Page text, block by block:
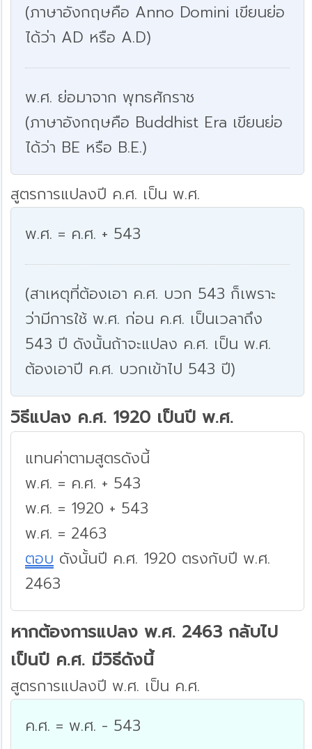
(ภาษาอังกฤษคือ Anno Domini เขียนย่อ
ได้ว่า AD หรือ A.D)
พ.ศ. ย่อมาจาก พุทธศักราช
(ภาษาอังกฤษคือ Buddhist Era เขียนย่อ
ได้ว่า BE หรือ B.E.)
สูตรการแปลงปี ค.ศ. เป็น พ.ศ.
พ.ศ. = ค.ศ. + 543
(สาเหตุที่ต้องเอา ค.ศ. บวก 543 ก็เพราะ
ว่ามีการใช้ พ.ศ. ก่อน ค.ศ. เป็นเวลาถึง
543 ปี ดังนั้นถ้าจะแปลง ค.ศ. เป็น พ.ศ.
ต้องเอาปี ค.ศ. บวกเข้าไป 543 ปี)
วิธีแปลง ค.ศ. 1920 เป็นปี พ.ศ.
แทนค่าตามสูตรดังนี้
พ.ศ. = ค.ศ. + 543
พ.ศ. = 1920 + 543
พ.ศ. = 2463
ตอบ ดังนั้นปี ค.ศ. 1920 ตรงกับปี พ.ศ.
2463
หากต้องการแปลง พ.ศ. 2463 กลับไป
เป็นปี ค.ศ. มีวิธีดังนี้
สูตรการแปลงปี พ.ศ. เป็น ค.ศ.
ค.ศ. = พ.ศ. - 543